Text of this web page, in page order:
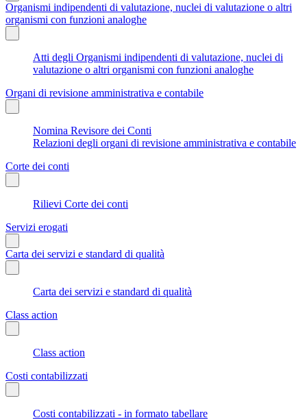
Organismi indipendenti di valutazione, nuclei di valutazione o altri
organismi con funzioni analoghe
Atti degli Organismi indipendenti di valutazione, nuclei di
valutazione o altri organismi con funzioni analoghe
Organi di revisione amministrativa e contabile
Nomina Revisore dei Conti
Relazioni degli organi di revisione amministrativa e contabile
Corte dei conti
Rilievi Corte dei conti
Servizi erogati
Carta dei servizi e standard di qualità
Carta dei servizi e standard di qualità
Class action
Class action
Costi contabilizzati
Costi contabilizzati - in formato tabellare